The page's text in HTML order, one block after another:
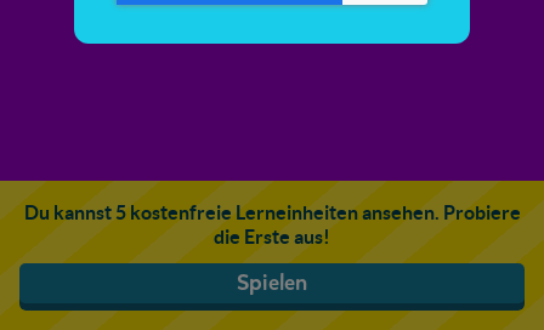
Du kannst 5 kostenfreie Lerneinheiten ansehen. Probiere
die Erste aus!
Spielen